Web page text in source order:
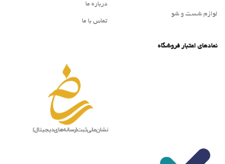
لوازم شست و شو
درباره ما
تماس با ما
نمادهای اعتبار فروشگاه